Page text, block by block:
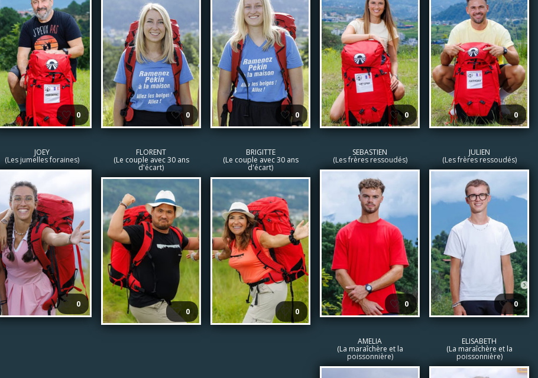
🤍 0 🤍 0 🤍 0 🤍 0 🤍 0
JOEY
(Les jumelles foraines)
🤍 0
FLORENT
(Le couple avec 30 ans
d'écart)
🤍 0
BRIGITTE
(Le couple avec 30 ans
d'écart)
🤍 0
SEBASTIEN
(Les frères ressoudés)
🤍 0
JULIEN
(Les frères ressoudés)
🤍 0
AMELIA
(La maraîchère et la
poissonnière)
ELISABETH
(La maraîchère et la
poissonnière)